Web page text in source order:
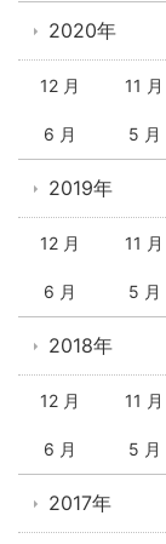
2020年
12 月 11 月
6 月 5 月
2019年
12 月 11 月
6 月 5 月
2018年
12 月 11 月
6 月 5 月
2017年